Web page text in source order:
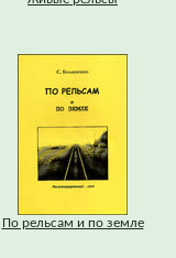
По рельсам и по земле